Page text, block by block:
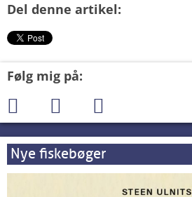
Del denne artikel:
Følg mig på:
Nye fiskebøger